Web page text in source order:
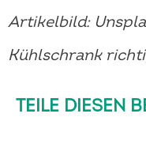
Artikelbild:
Kühlschrank
TEILE DIESEN